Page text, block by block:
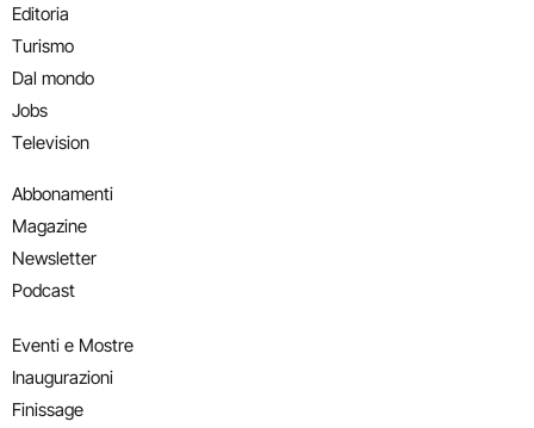
Editoria
Turismo
Dal mondo
Jobs
Television
Abbonamenti
Magazine
Newsletter
Podcast
Eventi e Mostre
Inaugurazioni
Finissage